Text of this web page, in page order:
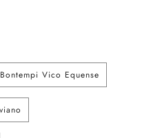
Vico Equense